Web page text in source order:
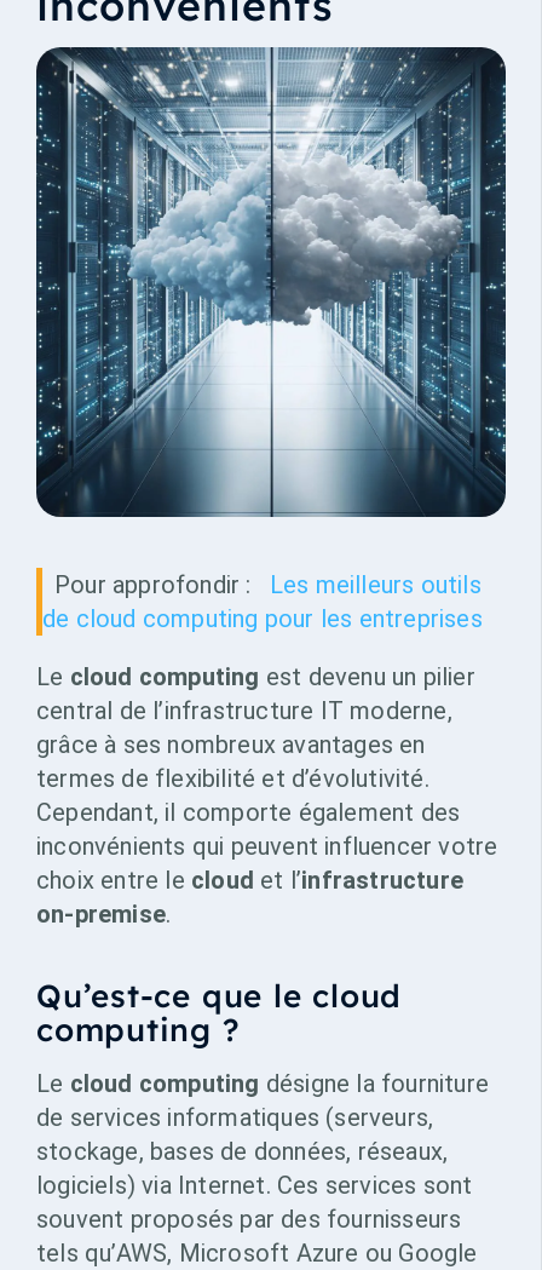
Pour approfondir :
Les meilleurs outils
de cloud computing pour les entreprises
Le cloud computing est devenu un pilier
central de l’infrastructure IT moderne,
grâce à ses nombreux avantages en
termes de flexibilité et d’évolutivité.
Cependant, il comporte également des
inconvénients qui peuvent influencer votre
choix entre le cloud et l’infrastructure
on-premise.
Qu’est-ce que le cloud
computing ?
Le cloud computing désigne la fourniture
de services informatiques (serveurs,
stockage, bases de données, réseaux,
logiciels) via Internet. Ces services sont
souvent proposés par des fournisseurs
tels qu’AWS, Microsoft Azure ou Google